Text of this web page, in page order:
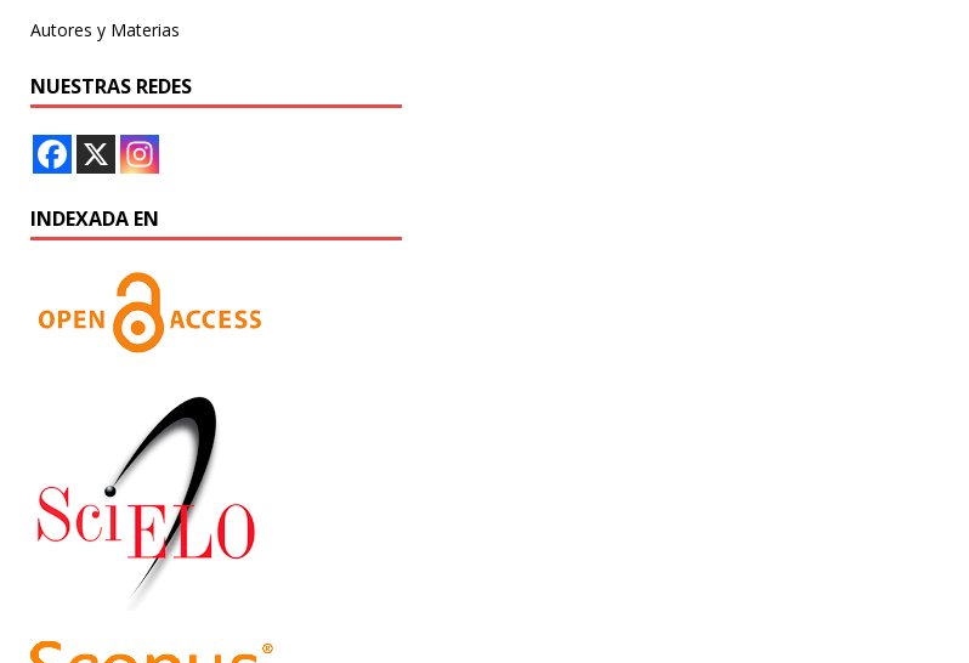
Autores y Materias
NUESTRAS REDES
INDEXADA EN